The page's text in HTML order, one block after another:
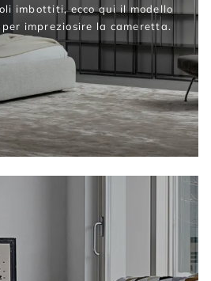
imbottiti, ecco qui il modello
impreziosire la cameretta.